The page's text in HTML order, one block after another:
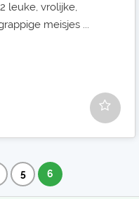
leuke, vrolijke,
meisjes ...
5 6